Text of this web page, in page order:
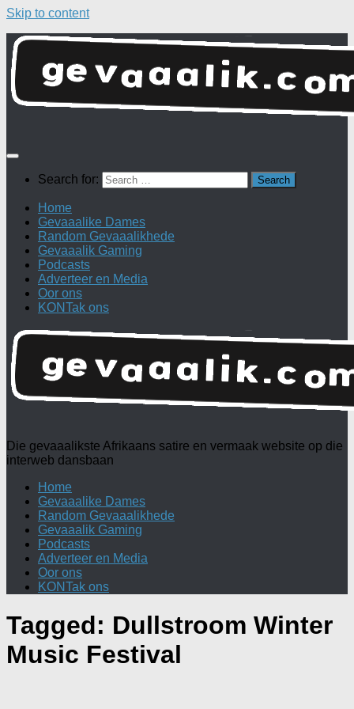
Skip to content
Search for:
Home
Gevaaalike Dames
Random Gevaaalikhede
Gevaaalik Gaming
Podcasts
Adverteer en Media
Oor ons
KONTak ons
Die gevaaalikste Afrikaans satire en vermaak website op die
interweb dansbaan
Home
Gevaaalike Dames
Random Gevaaalikhede
Gevaaalik Gaming
Podcasts
Adverteer en Media
Oor ons
KONTak ons
Tagged: Dullstroom Winter
Music Festival